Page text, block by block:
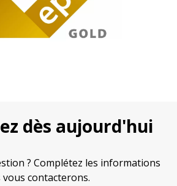
dès aujourd'hui
? Complétez les informations
contacterons.